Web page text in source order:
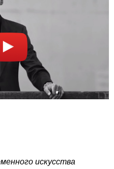
искусства